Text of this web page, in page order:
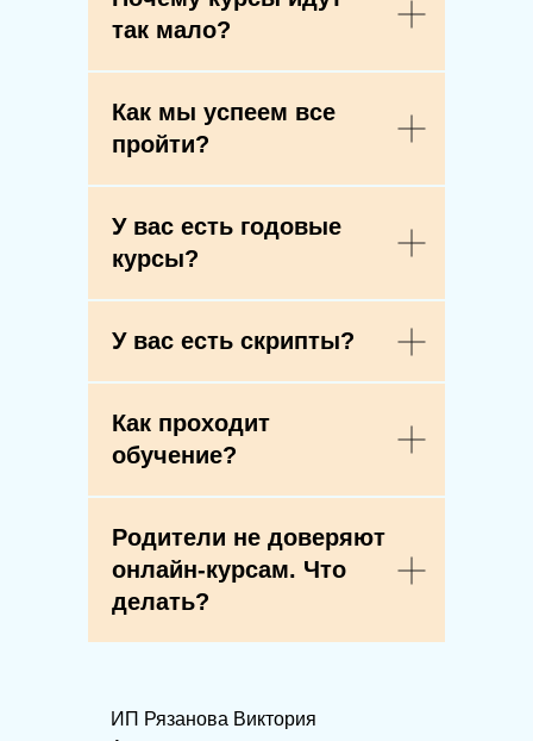
так мало?
Как мы успеем все
пройти?
У вас есть годовые
курсы?
У вас есть скрипты?
Как проходит
обучение?
Родители не доверяют
онлайн-курсам. Что
делать?
ИП Рязанова Виктория